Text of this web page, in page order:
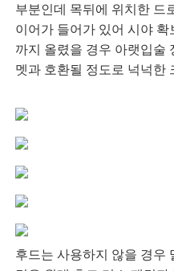
부분인데 목뒤에 위치한 드
이어가 들어가 있어 시야
까지 올렸을 경우 아랫입술
멧과 호환될 정도로 넉넉한
후드는 사용하지 않을 경우